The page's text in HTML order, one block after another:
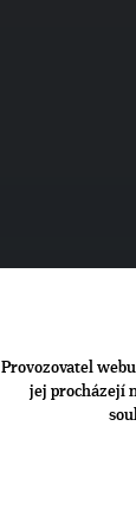
Provozovatel
jej procházejí